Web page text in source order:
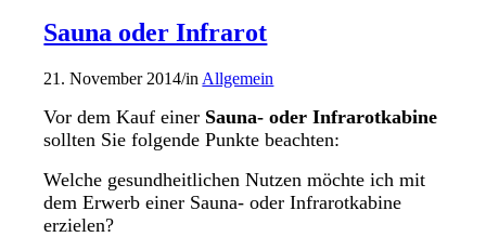
Sauna oder Infrarot
21. November 2014/in Allgemein
Vor dem Kauf einer Sauna- oder Infrarotkabine
sollten Sie folgende Punkte beachten:
Welche gesundheitlichen Nutzen möchte ich mit
dem Erwerb einer Sauna- oder Infrarotkabine
erzielen?